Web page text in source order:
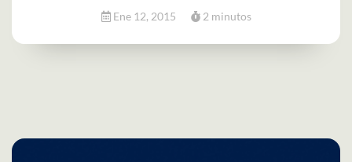
Ene 12, 2015 2 minutos